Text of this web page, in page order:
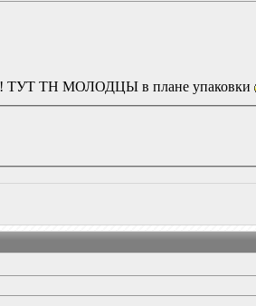
ТУТ ТН МОЛОДЦЫ в плане упаковки